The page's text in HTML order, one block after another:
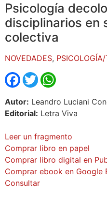
Psicología
disciplinarios en
colectiva
NOVEDADES,
Facebook
Twitter
Autor: Leandro Luciani
Editorial: Letra Viva
Leer un fragmento
Comprar libro en papel
Comprar libro digital en
Comprar ebook en Google
Consultar